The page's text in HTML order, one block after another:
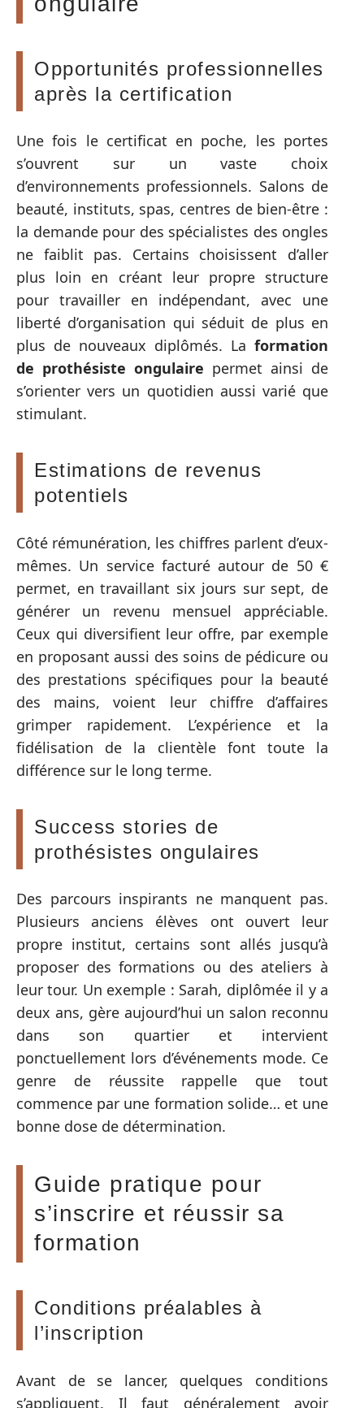
Opportunités professionnelles
après la certification
Une fois le certificat en poche, les portes
s’ouvrent sur un vaste choix
d’environnements professionnels. Salons de
beauté, instituts, spas, centres de bien-être :
la demande pour des spécialistes des ongles
ne faiblit pas. Certains choisissent d’aller
plus loin en créant leur propre structure
pour travailler en indépendant, avec une
liberté d’organisation qui séduit de plus en
plus de nouveaux diplômés. La formation
de prothésiste ongulaire permet ainsi de
s’orienter vers un quotidien aussi varié que
stimulant.
Estimations de revenus
potentiels
Côté rémunération, les chiffres parlent d’eux-
mêmes. Un service facturé autour de 50 €
permet, en travaillant six jours sur sept, de
générer un revenu mensuel appréciable.
Ceux qui diversifient leur offre, par exemple
en proposant aussi des soins de pédicure ou
des prestations spécifiques pour la beauté
des mains, voient leur chiffre d’affaires
grimper rapidement. L’expérience et la
fidélisation de la clientèle font toute la
différence sur le long terme.
Success stories de
prothésistes ongulaires
Des parcours inspirants ne manquent pas.
Plusieurs anciens élèves ont ouvert leur
propre institut, certains sont allés jusqu’à
proposer des formations ou des ateliers à
leur tour. Un exemple : Sarah, diplômée il y a
deux ans, gère aujourd’hui un salon reconnu
dans son quartier et intervient
ponctuellement lors d’événements mode. Ce
genre de réussite rappelle que tout
commence par une formation solide… et une
bonne dose de détermination.
Guide pratique pour
s’inscrire et réussir sa
formation
Conditions préalables à
l’inscription
Avant de se lancer, quelques conditions
s’appliquent. Il faut généralement avoir